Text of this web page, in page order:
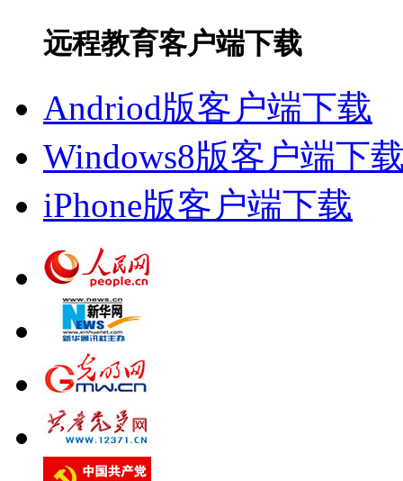
远程教育客户端下载
Andriod版客户端下载
Windows8版客户端下
iPhone版客户端下载